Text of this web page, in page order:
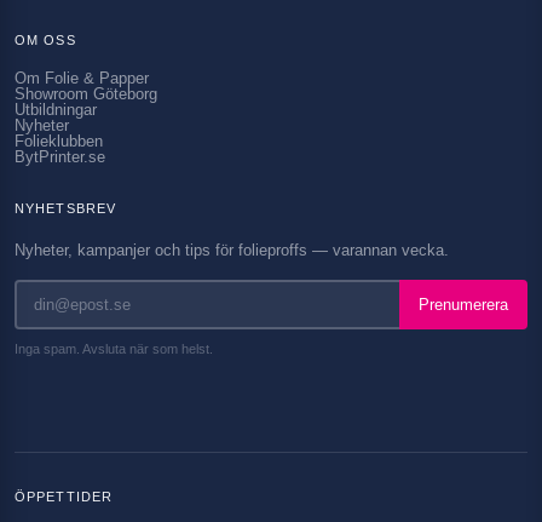
OM OSS
Om Folie & Papper
Showroom Göteborg
Utbildningar
Nyheter
Folieklubben
BytPrinter.se
NYHETSBREV
Nyheter, kampanjer och tips för folieproffs — varannan vecka.
Prenumerera
Inga spam. Avsluta när som helst.
ÖPPETTIDER